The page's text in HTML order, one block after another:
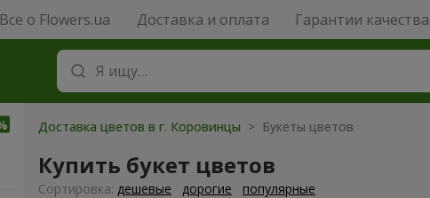
Все о Flowers.ua Доставка и оплата Гарантии качества
Доставка цветов в г. Коровинцы > Букеты цветов
Купить букет цветов
Cортировка: дешевые дорогие популярные